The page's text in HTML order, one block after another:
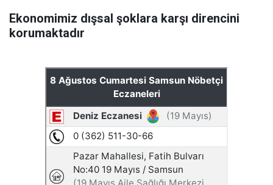
Ekonomimiz dışsal şoklara karşı direncini
korumaktadır